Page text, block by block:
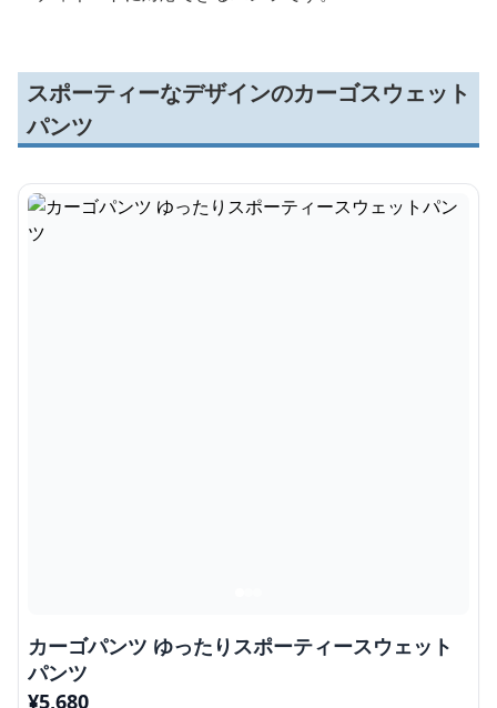
スポーティーなデザインのカーゴスウェット
パンツ
カーゴパンツ ゆったりスポーティースウェット
パンツ
¥5,680